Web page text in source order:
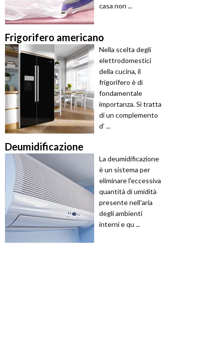
casa non ...
Frigorifero americano
Nella scelta degli
elettrodomestici
della cucina, il
frigorifero è di
fondamentale
importanza. Si tratta
di un complemento
d’ ...
Deumidificazione
La deumidificazione
è un sistema per
eliminare l'eccessiva
quantità di umidità
presente nell'aria
degli ambienti
interni e qu ...